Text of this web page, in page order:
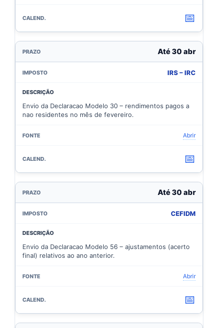
📅
Até 30 abr
IRS – IRC
Envio da Declaracao Modelo 30 – rendimentos pagos a
nao residentes no mês de fevereiro.
Abrir
📅
Até 30 abr
CEFIDM
Envio da Declaracao Modelo 56 – ajustamentos (acerto
final) relativos ao ano anterior.
Abrir
📅